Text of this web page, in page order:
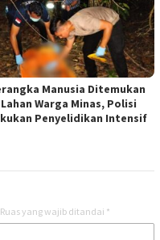
Manusia Ditemukan
Warga Minas, Polisi
Penyelidikan Intensif
Ruas yang wajib ditandai *